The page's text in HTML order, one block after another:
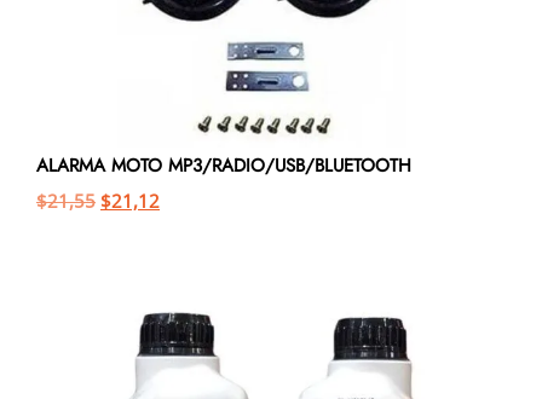
ALARMA MOTO MP3/RADIO/USB/BLUETOOTH
$21,55 $21,12